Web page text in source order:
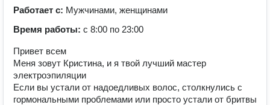
Работает с: Мужчинами, женщинами
Время работы: с 8:00 по 23:00
Привет всем
Меня зовут Кристина, и я твой лучший мастер
электроэпиляции
Если вы устали от надоедливых волос, столкнулись с
гормональными проблемами или просто устали от бритвы